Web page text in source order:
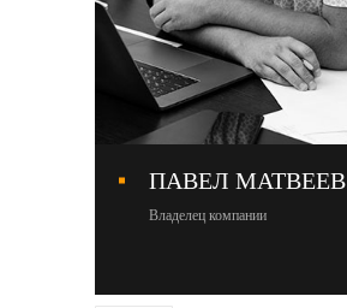
ПАВЕЛ МАТВЕЕВ
Владелец компании